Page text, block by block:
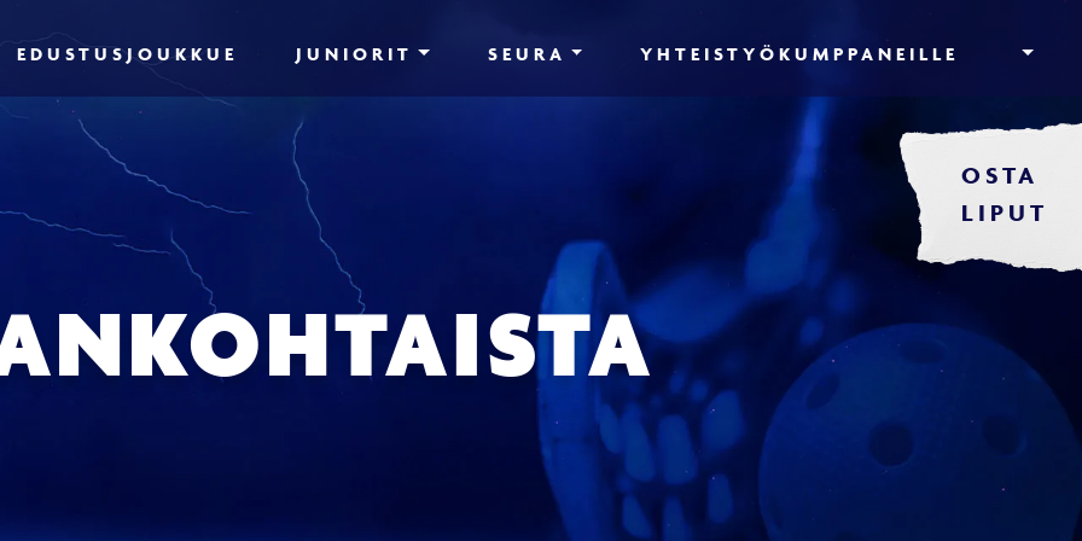
EDUSTUSJOUKKUE JUNIORIT SEURA YHTEISTYÖKUMPPANEILLE
OSTA
LIPUT